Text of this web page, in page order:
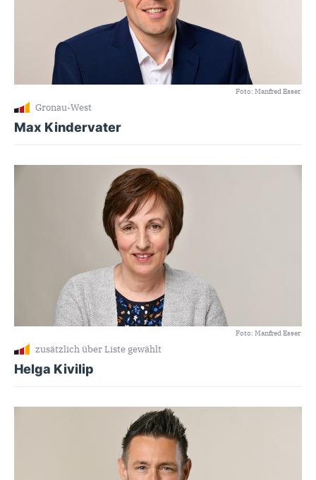
Foto: Manfred Esser
Gronau-West
Max Kindervater
Foto: Manfred Esser
zusätzlich über Liste gewählt
Helga Kivilip